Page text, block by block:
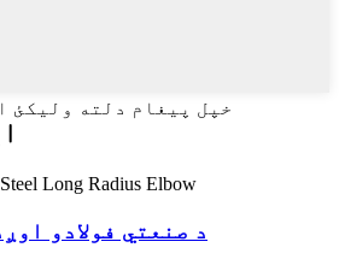
خپل پیغام دلته ولیکئ
د صنعتي فولادو